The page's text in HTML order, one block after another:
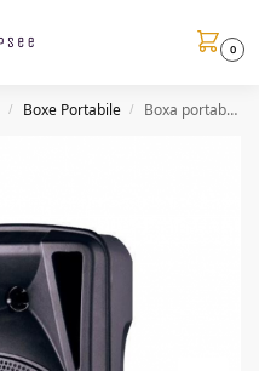
0
/ Boxe Portabile / Boxa portabila KTS1068D, 36W PMPO, 2400mAh, 5V, cu bass puternic